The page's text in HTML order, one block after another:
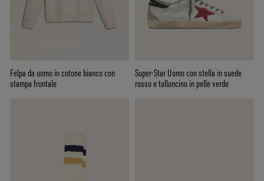
Felpa da uomo in cotone bianco con
stampa frontale
Super-Star Uomo con stella in suede
rosso e talloncino in pelle verde